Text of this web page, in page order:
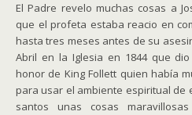
El Padre revelo muchas cosas a
que el profeta estaba reacio en
hasta tres meses antes de su
Abril en la Iglesia en 1844 que
honor de King Follett quien había
para usar el ambiente espiritual de
santos unas cosas